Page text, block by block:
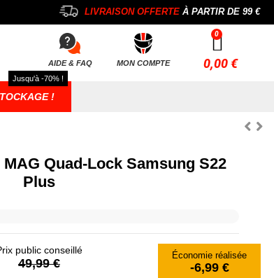
LIVRAISON OFFERTEÀ PARTIR DE 99 €
AIDE & FAQ MON COMPTE 0,00 €
!
Jusqu'à -70% !
Quad-Lock Samsung S22
Plus
public conseillé
49,99 €
Économie réalisée
-6,99 €